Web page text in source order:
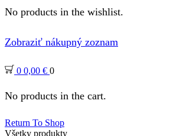
No products in the wishlist.
Zobraziť nákupný zoznam
0 0,00 € 0
No products in the cart.
Return To Shop
Všetky produkty